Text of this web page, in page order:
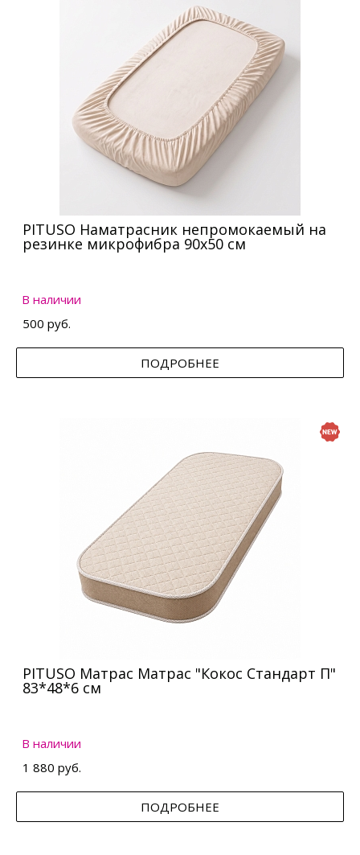
PITUSO Наматрасник непромокаемый на
резинке микрофибра 90х50 см
В наличии
500 руб.
ПОДРОБНЕЕ
PITUSO Матрас Матрас "Кокос Стандарт П"
83*48*6 см
В наличии
1 880 руб.
ПОДРОБНЕЕ